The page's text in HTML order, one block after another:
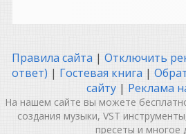
переписывать целый
То есть работы было не
меньше, просто она была
другой.
Подключил проводочки,
Правила сайта | Отключить
ответ) | Гостевая книга |
сайту | Реклама
На нашем сайте вы можете
создания музыки, VST
пресеты и многое